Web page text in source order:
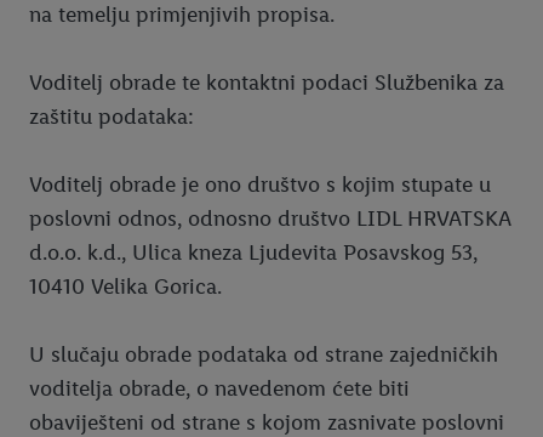
na temelju primjenjivih propisa.
Voditelj obrade te kontaktni podaci Službenika za
zaštitu podataka:
Voditelj obrade je ono društvo s kojim stupate u
poslovni odnos, odnosno društvo LIDL HRVATSKA
d.o.o. k.d., Ulica kneza Ljudevita Posavskog 53,
10410 Velika Gorica.
U slučaju obrade podataka od strane zajedničkih
voditelja obrade, o navedenom ćete biti
obaviješteni od strane s kojom zasnivate poslovni